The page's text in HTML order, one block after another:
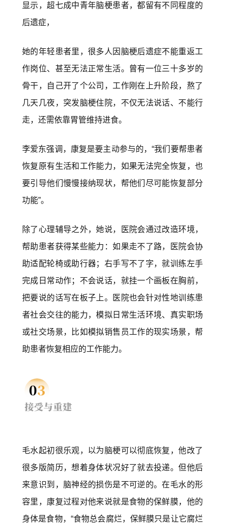
显示，超七成中青年脑梗患者，都留有不同程度的
后遗症，
她的年轻患者里，很多人因脑梗后遗症不能重返工
作岗位、甚至无法正常生活。曾有一位三十多岁的
骨干，自己开了个公司，工作刚在上升阶段，熬了
几天几夜，突发脑梗住院，不仅无法说话、不能行
走，还需依靠胃管维持进食。
李爱东强调，康复是要主动参与的，“我们要帮患者
恢复原有生活和工作能力，如果无法完全恢复，也
要引导他们慢慢接纳现状，帮他们尽可能恢复部分
功能”。
除了心理辅导之外，她说，医院会通过改造环境，
帮助患者获得某些能力：如果走不了路，医院会协
助适配轮椅或助行器；右手写不了字，就训练左手
完成日常动作；不会说话，就挂一个画板在胸前，
把要说的话写在板子上。医院也会针对性地训练患
者社会交往的能力，模拟日常生活环境、真实职场
或社交场景，比如模拟销售员工作的现实场景，帮
助患者恢复相应的工作能力。
毛水起初很乐观，以为脑梗可以彻底恢复，他改了
很多版简历，想着身体状况好了就去投递。但他后
来意识到，脑神经的损伤是不可逆的。在毛水的形
容里，康复过程对他来说就是食物的保鲜膜，他的
身体是食物，“食物总会腐烂，保鲜膜只是让它腐烂